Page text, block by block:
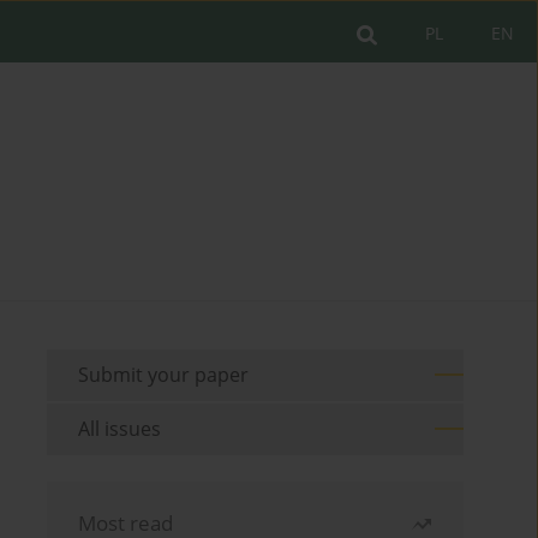
EN
PL
Submit your paper
All issues
Most read